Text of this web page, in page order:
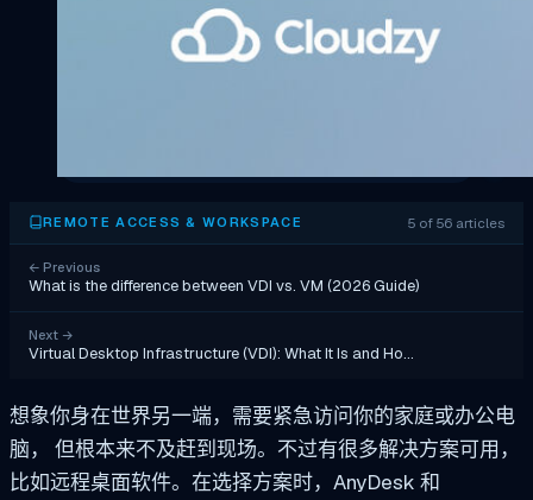
REMOTE ACCESS & WORKSPACE 5 of 56 articles
← Previous
What is the difference between VDI vs. VM (2026 Guide)
Next →
Virtual Desktop Infrastructure (VDI): What It Is and Ho…
想象你身在世界另一端，需要紧急访问你的家庭或办公电
脑，
但根本来不及赶到现场。不过有很多解决方案可用，
比如远程桌面软件。在选择方案时，AnyDesk 和